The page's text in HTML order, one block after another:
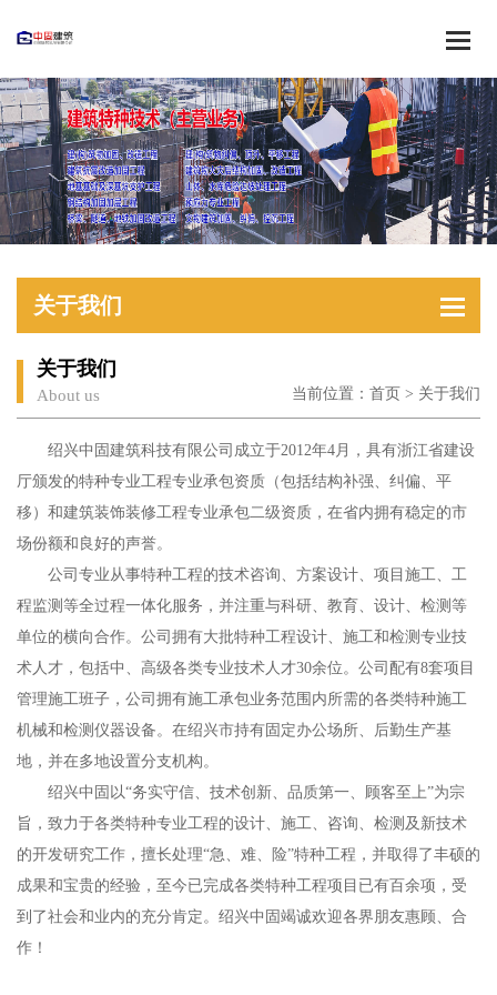
关于我们
关于我们
About us 当前位置： 首页 > 关于我们
绍兴中固建筑科技有限公司成立于2012年4月，具有浙江省建设
厅颁发的特种专业工程专业承包资质（包括结构补强、纠偏、平
移）和建筑装饰装修工程专业承包二级资质，在省内拥有稳定的市
场份额和良好的声誉。
公司专业从事特种工程的技术咨询、方案设计、项目施工、工
程监测等全过程一体化服务，并注重与科研、教育、设计、检测等
单位的横向合作。公司拥有大批特种工程设计、施工和检测专业技
术人才，包括中、高级各类专业技术人才30余位。公司配有8套项目
管理施工班子，公司拥有施工承包业务范围内所需的各类特种施工
机械和检测仪器设备。在绍兴市持有固定办公场所、后勤生产基
地，并在多地设置分支机构。
绍兴中固以“务实守信、技术创新、品质第一、顾客至上”为宗
旨，致力于各类特种专业工程的设计、施工、咨询、检测及新技术
的开发研究工作，擅长处理“急、难、险”特种工程，并取得了丰硕的
成果和宝贵的经验，至今已完成各类特种工程项目已有百余项，受
到了社会和业内的充分肯定。绍兴中固竭诚欢迎各界朋友惠顾、合
作！